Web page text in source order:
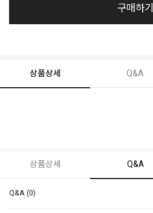
구매하기
상품상세 Q&A
상품상세 Q&A
Q&A (0)